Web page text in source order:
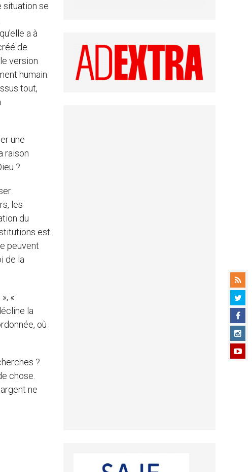
situation se
a à
de
version
humain.
tout,
une
raison
?
les
du
est
peuvent
de la
«
la
où
?
chose.
ne